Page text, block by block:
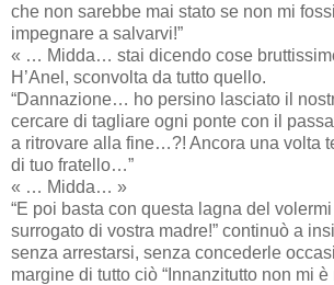
che non sarebbe mai stato se non mi
impegnare a salvarvi!”
« … Midda… stai dicendo cose
H’Anel, sconvolta da tutto quello.
“Dannazione… ho persino lasciato il
cercare di tagliare ogni ponte con il
a ritrovare alla fine…?! Ancora una volta
di tuo fratello…”
« … Midda… »
“E poi basta con questa lagna del
surrogato di vostra madre!” continuò a
senza arrestarsi, senza concederle
margine di tutto ciò “Innanzitutto non mi